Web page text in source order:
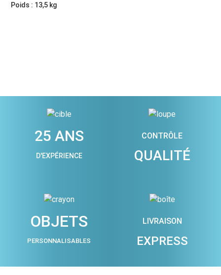
Poids : 13,5 kg
25 ANS
D'EXPÉRIENCE
CONTRÔLE
QUALITÉ
OBJETS
PERSONNALISABLES
LIVRAISON
EXPRESS